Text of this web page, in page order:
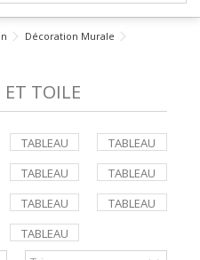
Décoration Murale
TOILE
TABLEAU
ART URBAIN
TABLEAU
CARTES DU
MONDE
TABLEAU
PAYSAGES
TABLEAU
PEINTURE
RELIGIEUSE
TABLEAU
AFRICAIN ET
ETHNIQUE
TABLEAU
TABLEAU
ZEN